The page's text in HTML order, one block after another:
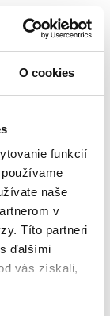
O cookies
funkcií
naše
v
Títo partneri
ďalšími
vás získali,